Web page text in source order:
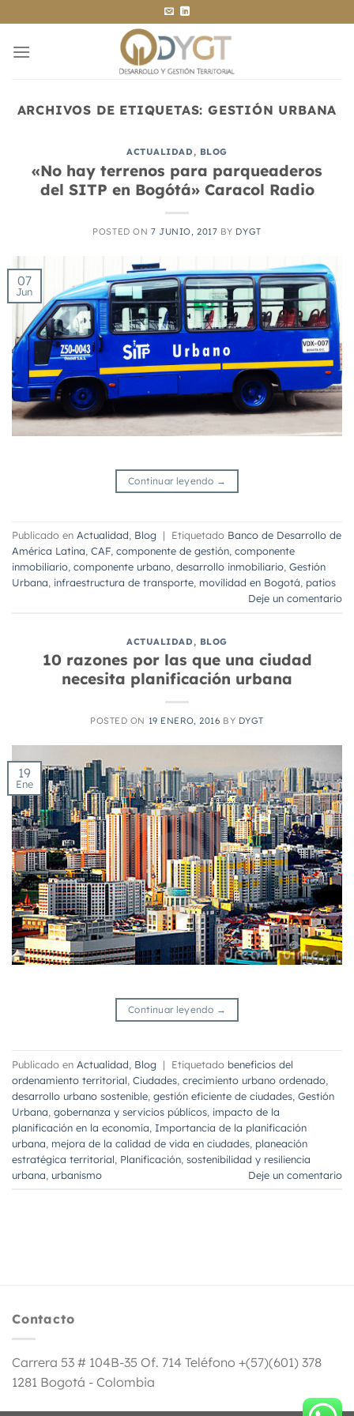
al
contenido
ARCHIVOS DE ETIQUETAS:GESTIÓN URBANA
ACTUALIDAD, BLOG
«No hay terrenos para parqueaderos
del SITP en Bogótá» Caracol Radio
POSTED ON 7 JUNIO, 2017 BY DYGT
07
Jun
Continuar leyendo →
Publicado en Actualidad Blog | Etiquetado Banco de Desarrollo de
América Latina CAF componente de gestión componente
inmobiliario componente urbano desarrollo inmobiliario Gestión
Urbana infraestructura de transporte movilidad en Bogotá patios
Deje un comentario
ACTUALIDAD , BLOG
10 razones por las que una ciudad
necesita planificación urbana
POSTED ON 19 ENERO, 2016 BY DYGT
19
Ene
Continuar leyendo →
Publicado en Actualidad Blog | Etiquetado beneficios del
ordenamiento territorial Ciudades crecimiento urbano ordenado
desarrollo urbano sostenible gestión eficiente de ciudades Gestión
Urbana gobernanza y servicios públicos impacto de la
planificación en la economía Importancia de la planificación
urbana mejora de la calidad de vida en ciudades planeación
estratégica territorial Planificación sostenibilidad y resiliencia
urbana urbanismo Deje un comentario
Contacto
Carrera 53 # 104B-35 Of. 714 Teléfono +(57)(601) 378
1281 Bogotá - Colombia